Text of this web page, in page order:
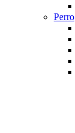
Perro